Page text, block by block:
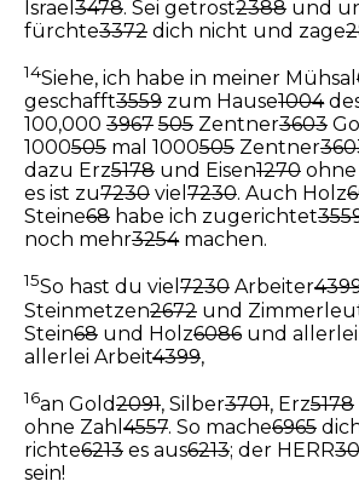
Israel 3478. Sei getrost2388 und
fürchte3372 dich nicht und zage
14Siehe, ich habe in meiner Mühsal
geschafft3559 zum Hause1004
100,000 3967 505 Zentner3603
1000505 mal 1000505 Zentner
dazu Erz5178 und Eisen1270 ohne
es ist zu7230 viel 7230. Auch Holz
Steine68 habe ich zugerichtet
noch mehr3254machen.
15So hast du viel 7230 Arbeiter
Steinmetzen2672 und
Stein68 und Holz6086 und
allerlei Arbeit4399,
16an Gold2091, Silber3701, Erz5178
ohne Zahl 4557. So mache6965
richte6213 es aus6213; der HERR
sein!